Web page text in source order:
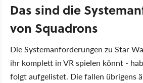
Das sind die
von Squadrons
Die Systemanforderungen zu Star
ihr komplett in VR spielen könnt -
folgt aufgelistet. Die fallen übrigens